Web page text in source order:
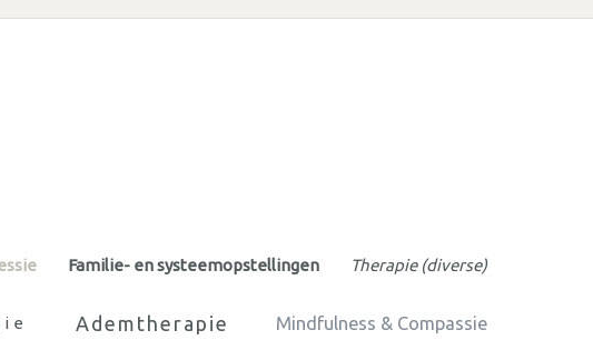
Familie- en systeemopstellingen Therapie (diverse)
Ademtherapie Mindfulness & Compassie